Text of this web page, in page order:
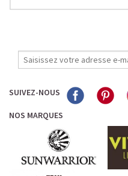
provoquer des
LA PROTÉINE DE RIZ
GLUTEN À DÉCOUVRIR
proteine rizprovient
biologique et contient
entraînement, préparez
protéines vegan bio, qui
acides aminés
masse musculaire.
SUIVEZ-NOUS
NOS MARQUES